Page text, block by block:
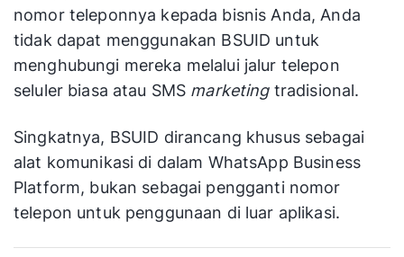
nomor teleponnya kepada bisnis Anda, Anda
tidak dapat menggunakan BSUID untuk
menghubungi mereka melalui jalur telepon
seluler biasa atau SMS marketingtradisional.
Singkatnya, BSUID dirancang khusus sebagai
alat komunikasi di dalam WhatsApp Business
Platform, bukan sebagai pengganti nomor
telepon untuk penggunaan di luar aplikasi.